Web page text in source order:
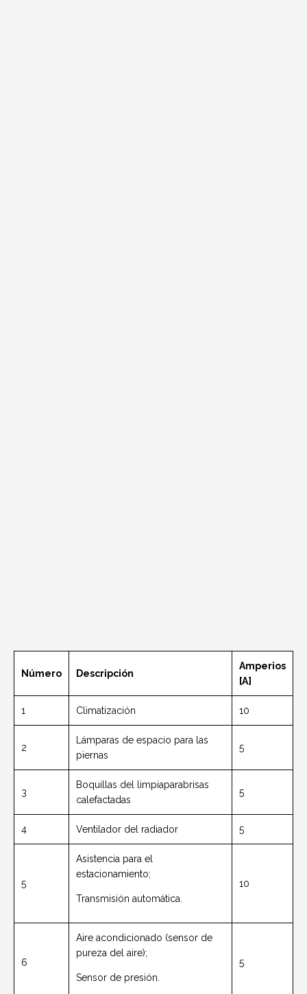
Número Descripción
Amperios
[A]
1 Climatización 10
2
Lámparas de espacio para las
piernas
5
3
Boquillas del limpiaparabrisas
calefactadas
5
4 Ventilador del radiador 5
5
Asistencia para el
estacionamiento;
Transmisión automática.
10
6
Aire acondicionado (sensor de
pureza del aire);
Sensor de presión.
5